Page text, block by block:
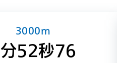
3000m
52秒76